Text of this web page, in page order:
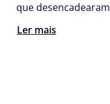
que desencadearam
Ler mais